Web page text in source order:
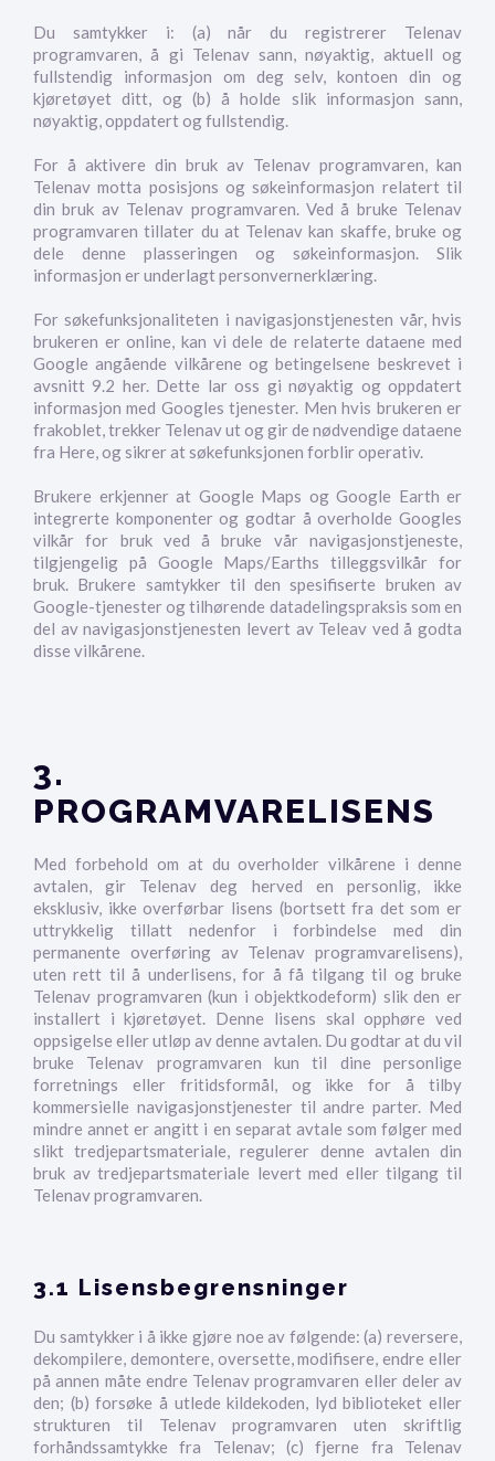
Du samtykker i: (a) når du registrerer Telenav
programvaren, å gi Telenav sann, nøyaktig, aktuell og
fullstendig informasjon om deg selv, kontoen din og
kjøretøyet ditt, og (b) å holde slik informasjon sann,
nøyaktig, oppdatert og fullstendig.
For å aktivere din bruk av Telenav programvaren, kan
Telenav motta posisjons og søkeinformasjon relatert til
din bruk av Telenav programvaren. Ved å bruke Telenav
programvaren tillater du at Telenav kan skaffe, bruke og
dele denne plasseringen og søkeinformasjon. Slik
informasjon er underlagt personvernerklæring.
For søkefunksjonaliteten i navigasjonstjenesten vår, hvis
brukeren er online, kan vi dele de relaterte dataene med
Google angående vilkårene og betingelsene beskrevet i
avsnitt 9.2 her. Dette lar oss gi nøyaktig og oppdatert
informasjon med Googles tjenester. Men hvis brukeren er
frakoblet, trekker Telenav ut og gir de nødvendige dataene
fra Here, og sikrer at søkefunksjonen forblir operativ.
Brukere erkjenner at Google Maps og Google Earth er
integrerte komponenter og godtar å overholde Googles
vilkår for bruk ved å bruke vår navigasjonstjeneste,
tilgjengelig på Google Maps/Earths tilleggsvilkår for
bruk. Brukere samtykker til den spesifiserte bruken av
Google-tjenester og tilhørende datadelingspraksis som en
del av navigasjonstjenesten levert av Teleav ved å godta
disse vilkårene.
3.
PROGRAMVARELISENS
Med forbehold om at du overholder vilkårene i denne
avtalen, gir Telenav deg herved en personlig, ikke
eksklusiv, ikke overførbar lisens (bortsett fra det som er
uttrykkelig tillatt nedenfor i forbindelse med din
permanente overføring av Telenav programvarelisens),
uten rett til å underlisens, for å få tilgang til og bruke
Telenav programvaren (kun i objektkodeform) slik den er
installert i kjøretøyet. Denne lisens skal opphøre ved
oppsigelse eller utløp av denne avtalen. Du godtar at du vil
bruke Telenav programvaren kun til dine personlige
forretnings eller fritidsformål, og ikke for å tilby
kommersielle navigasjonstjenester til andre parter. Med
mindre annet er angitt i en separat avtale som følger med
slikt tredjepartsmateriale, regulerer denne avtalen din
bruk av tredjepartsmateriale levert med eller tilgang til
Telenav programvaren.
3.1 Lisensbegrensninger
Du samtykker i å ikke gjøre noe av følgende: (a) reversere,
dekompilere, demontere, oversette, modifisere, endre eller
på annen måte endre Telenav programvaren eller deler av
den; (b) forsøke å utlede kildekoden, lyd biblioteket eller
strukturen til Telenav programvaren uten skriftlig
forhåndssamtykke fra Telenav; (c) fjerne fra Telenav